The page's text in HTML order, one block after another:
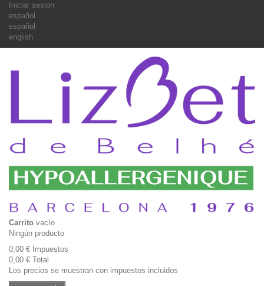
Iniciar sesión
español
español
english
Carrito vacío
Ningún producto
0,00 € Impuestos
0,00 € Total
Los precios se muestran con impuestos incluidos